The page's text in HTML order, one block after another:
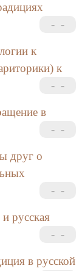
к
к
в
друг о
русская
в русской